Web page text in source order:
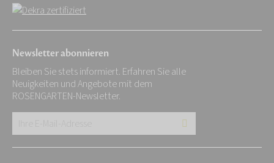
Newsletter abonnieren
Bleiben Sie stets informiert. Erfahren Sie alle
Neuigkeiten und Angebote mit dem
ROSENGARTEN-Newsletter.